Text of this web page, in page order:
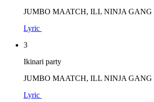
JUMBO MAATCH, ILL NINJA GANG
Lyric
3
Ikinari party
JUMBO MAATCH, ILL NINJA GANG
Lyric